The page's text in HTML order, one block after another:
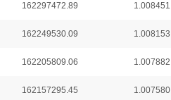
162297472.89 1.008451
162249530.09 1.008153
162205809.06 1.007882
162157295.45 1.007580